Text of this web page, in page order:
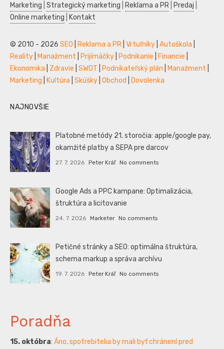
Marketing Strategický marketing Reklama a PR Predaj
Online marketing
Kontakt
© 2010 - 2026 SEO Reklama a PR Vrtuľníky Autoškola
Reality
Manažment Prijímáčky Podnikanie Financie
Ekonomika
Zdravie SWOT Podnikateľský plán Manažment
Marketing
Kultúra Skúšky Obchod Dovolenka
NAJNOVŠIE
Platobné metódy 21. storočia: apple/google pay,
okamžité platby a SEPA pre darcov
27. 7. 2026 Peter Kráľ No comments
Google Ads a PPC kampane: Optimalizácia,
štruktúra a licitovanie
24. 7. 2026 Marketer No comments
Petičné stránky a SEO: optimálna štruktúra,
schema markup a správa archívu
19. 7. 2026 Peter Kráľ No comments
Poradňa
15. októbra: Áno, spotrebitelia by mali byť chránení pred